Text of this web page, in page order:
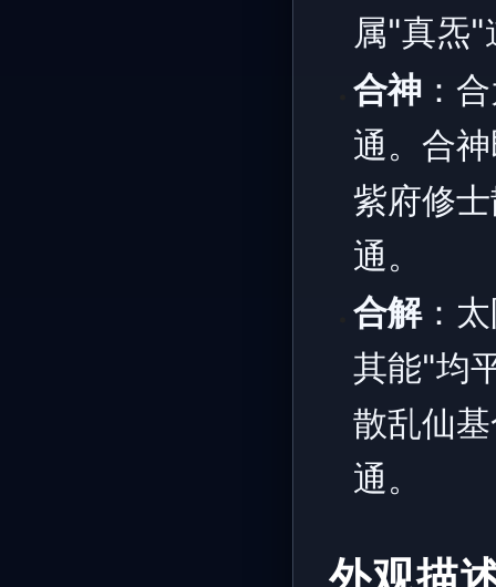
属"真炁"
合神 ：
通。合
紫府修
通。
合解：
其能"均
散乱仙
通。
外观描